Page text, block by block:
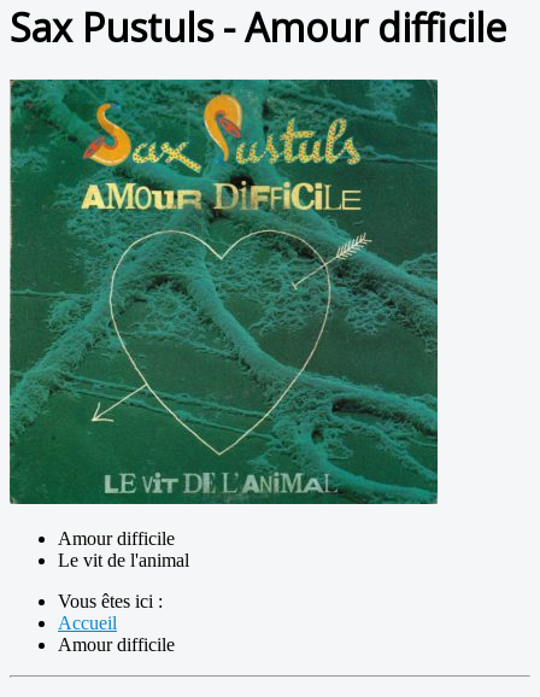
Sax Pustuls - Amour difficile
Amour difficile
Le vit de l'animal
Vous êtes ici :
Accueil
Amour difficile